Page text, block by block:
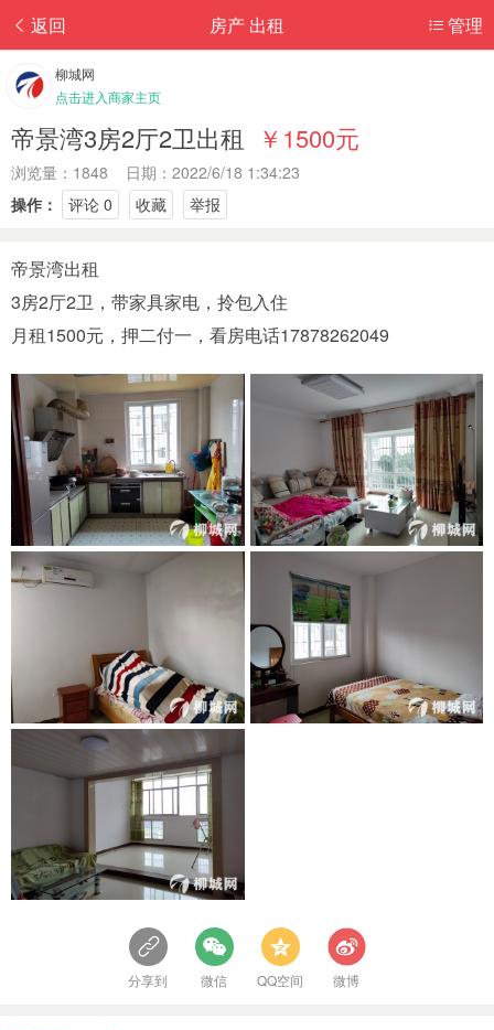
返回 管理
房产 出租
柳城网
点击进入商家主页
帝景湾3房2厅2卫出租 ￥1500元
浏览量：1848 日期：2022/6/18 1:34:23
操作：
评论 0 收藏 举报
帝景湾出租
​3房2厅2卫，带家具家电，拎包入住
​月租1500元，押二付一，看房电话17878262049
分享到 微信 QQ空间 微博